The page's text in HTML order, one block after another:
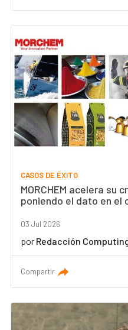
CASOS DE ÉXITO
MORCHEM acelera su
poniendo el dato en el
03 Jul 2026
por Redacción
Compartir